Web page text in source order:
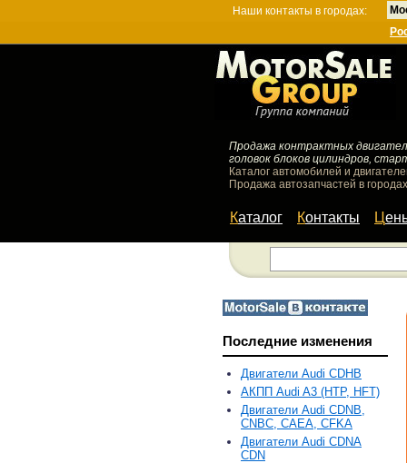
Наши контакты в городах:
Продажа контрактных
головок блоков цилиндров,
Каталог автомобилей и
Продажа автозапчастей в
Каталог Контакты
Последние изменения
Двигатели Audi CDHB
АКПП Audi A3 (HTP, HFT)
Двигатели Audi CDNB,
CNBC, CAEA, CFKA
Двигатели Audi CDNA
CDN